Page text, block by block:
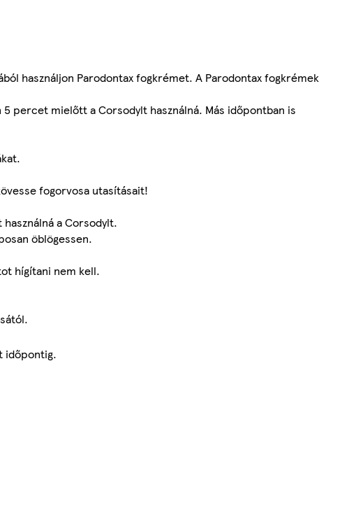
használjon Parodontax fogkrémet. A Parodontax fogkrémek
percet mielőtt a Corsodylt használná. Más időpontban is
fogorvosa utasításait!
a Corsodylt.
öblögessen.
hígítani nem kell.
időpontig.